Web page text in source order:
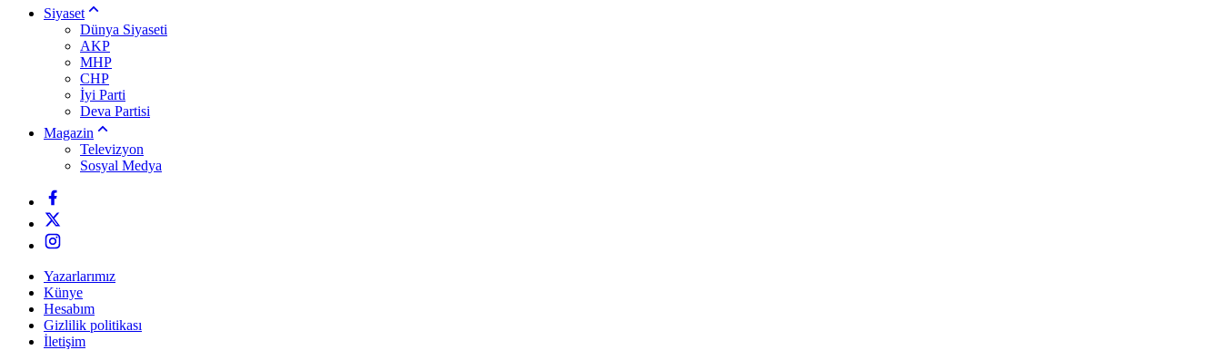
Siyaset
Dünya Siyaseti
AKP
MHP
CHP
İyi Parti
Deva Partisi
Magazin
Televizyon
Sosyal Medya
Yazarlarımız
Künye
Hesabım
Gizlilik politikası
İletişim